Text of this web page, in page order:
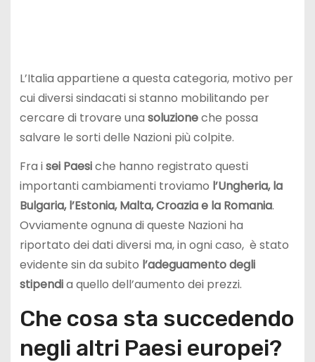
L’Italia appartiene a questa categoria, motivo per
cui diversi sindacati si stanno mobilitando per
cercare di trovare una soluzioneche possa
salvare le sorti delle Nazioni più colpite.
Fra isei Paesiche hanno registrato questi
importanti cambiamenti troviamo l’Ungheria, la
Bulgaria, l’Estonia, Malta, Croazia e la Romania.
Ovviamente ognuna di queste Nazioni ha
riportato dei dati diversi ma, in ogni caso, è stato
evidente sin da subito l’adeguamento degli
stipendia quello dell’aumento dei prezzi.
Che cosa sta succedendo
negli altri Paesi europei?